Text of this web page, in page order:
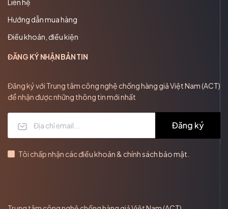
Liên hệ
Hướng dẫn mua hàng
Điều khoản, điều kiện
ĐĂNG KÝ NHẬN BẢN TIN
Đăng ký với Trung tâm công nghệ chống hàng giả Việt Nam (ACT)
để nhận được những thông tin mới nhất
Đăng ký
Tôi chấp nhận các điều khoản & chính sách bảo mật.